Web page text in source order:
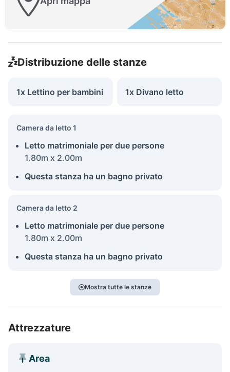
Distribuzione delle stanze
1x Lettino per bambini 1x Divano letto
Camera da letto 1
Letto matrimoniale per due persone
1.80m x 2.00m
Questa stanza ha un bagno privato
Camera da letto 2
Letto matrimoniale per due persone
1.80m x 2.00m
Questa stanza ha un bagno privato
Mostra tutte le stanze
Attrezzature
Area